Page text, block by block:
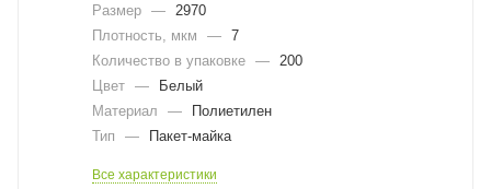
Размер —
2970
Плотность, мкм
— 7
Количество в упаковке —
200
Цвет —
Белый
Материал
—
Полиетилен
Тип
— Пакет-майка
Все характеристики